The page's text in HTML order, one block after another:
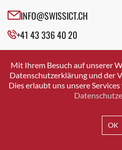
INFO@SWISSICT.CH
+41 43 336 40 20
SWISSICT
VULKANSTRASSE 120
8048 ZURICH
Mit Ihrem Besuch auf unserer
Datenschutzerklärung und der
Dies erlaubt uns unsere
OK